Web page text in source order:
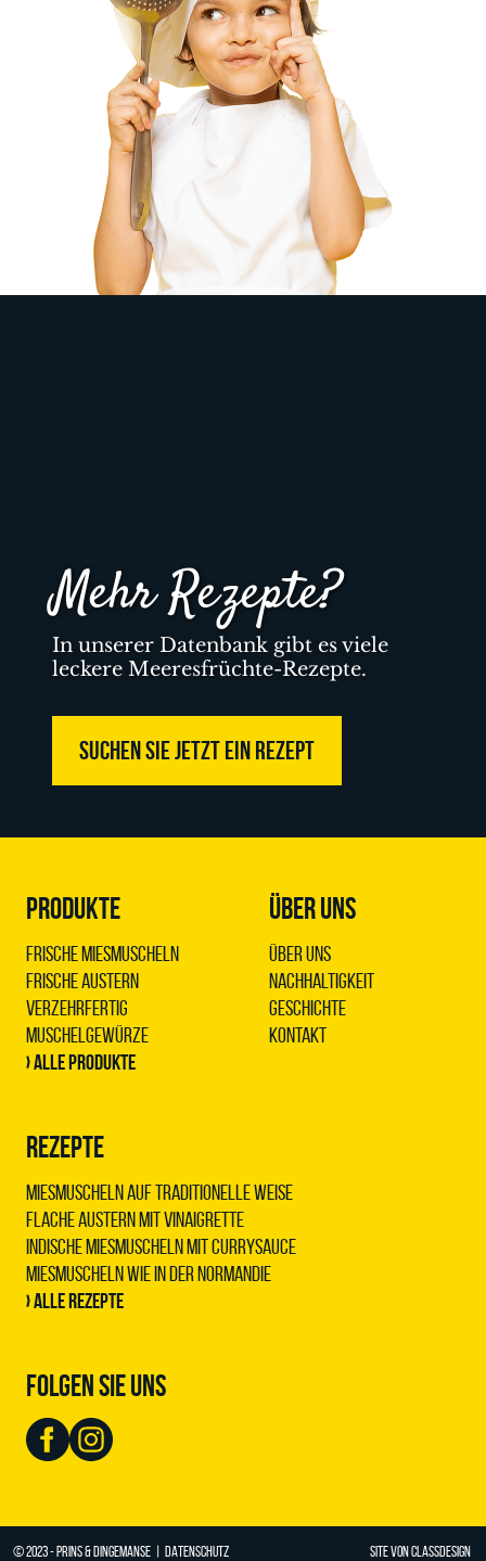
Mehr Rezepte?
In unserer Datenbank gibt es viele
leckere Meeresfrüchte-Rezepte.
SUCHEN SIE JETZT EIN REZEPT
PRODUKTE
Frische Miesmuscheln
Frische Austern
Verzehrfertig
Muschelgewürze
› Alle Produkte
REZEPTE
Miesmuscheln auf traditionelle Weise
Flache Austern mit Vinaigrette
Indische Miesmuscheln mit Currysauce
Miesmuscheln wie in der Normandie
› Alle Rezepte
ÜBER UNS
Über uns
Nachhaltigkeit
Geschichte
Kontakt
FOLGEN SIE UNS
SITE VON CLASSDESIGN
© 2023 - PRINS & DINGEMANSE | DATENSCHUTZ